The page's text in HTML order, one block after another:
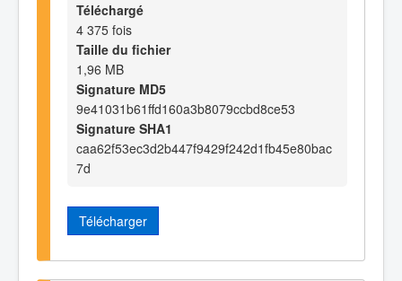
Téléchargé
4 375 fois
Taille du fichier
1,96 MB
Signature MD5
9e41031b61ffd160a3b8079ccbd8ce53
Signature SHA1
caa62f53ec3d2b447f9429f242d1fb45e80bac
7d
Télécharger